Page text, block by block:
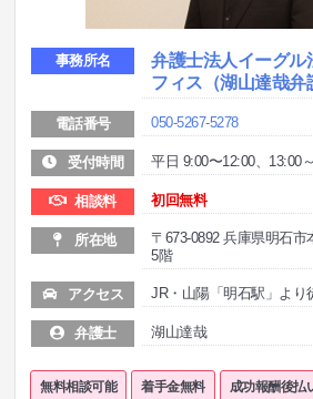
事務所名
弁護士法人イーグル
フィス（湖山達哉弁
電話番号 050-5267-5278
受付時間 平日 9:00〜12:00、13:00
相談料 初回無料
所在地
〒673-0892 兵庫県明石市
5階
アクセス JR・山陽「明石駅」より
弁護士 湖山達哉
無料相談可能 着手金無料 成功報酬後払